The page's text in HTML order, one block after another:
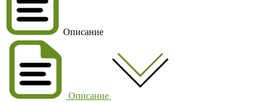
Описание
Описание